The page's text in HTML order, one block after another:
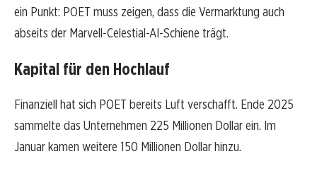
ein Punkt: POET muss zeigen, dass die Vermarktung auch
abseits der Marvell-Celestial-AI-Schiene trägt.
Kapital für den Hochlauf
Finanziell hat sich POET bereits Luft verschafft. Ende 2025
sammelte das Unternehmen 225 Millionen Dollar ein. Im
Januar kamen weitere 150 Millionen Dollar hinzu.